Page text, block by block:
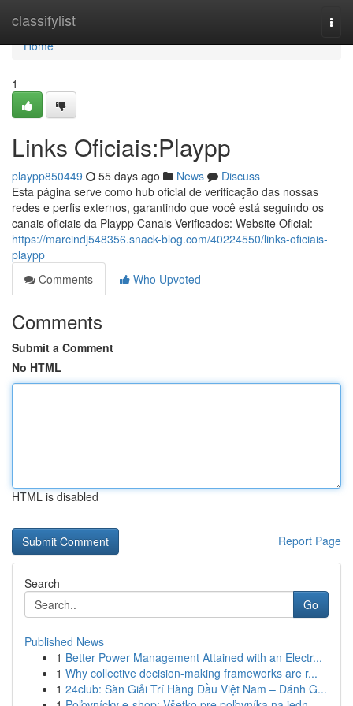
classifylist
Home
Home
1
Links Oficiais:Playpp
playpp850449 55 days ago News
Discuss
Esta página serve como hub oficial de verificação das nossas
redes e perfis externos, garantindo que você está seguindo os
canais oficiais da Playpp Canais Verificados: Website Oficial:
https://marcindj548356.snack-blog.com/40224550/links-oficiais-
playpp
Comments
Who Upvoted
Comments
Submit a Comment
No HTML
HTML is disabled
Report Page
Search
Go
Published News
1 Better Power Management Attained with an Electr...
1 Why collective decision-making frameworks are r...
1 24club: Sàn Giải Trí Hàng Đầu Việt Nam – Đánh G...